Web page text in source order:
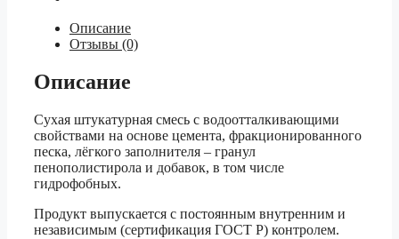
Описание
Отзывы (0)
Описание
Сухая штукатурная смесь с водоотталкивающими
свойствами на основе цемента, фракционированного
песка, лёгкого заполнителя – гранул
пенополистирола и добавок, в том числе
гидрофобных.
Продукт выпускается с постоянным внутренним и
независимым (сертификация ГОСТ Р) контролем.